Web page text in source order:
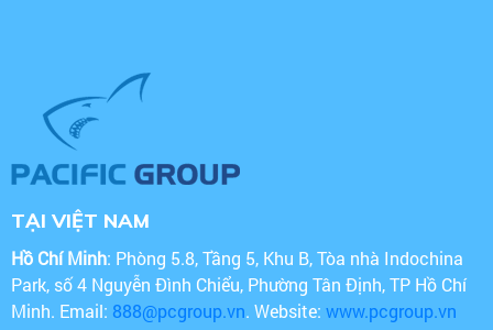
TẠI VIỆT NAM
Hồ Chí Minh: Phòng 5.8, Tầng 5, Khu B, Tòa nhà Indochina
Park, số 4 Nguyễn Đình Chiểu, Phường Tân Định, TP Hồ Chí
Minh. Email: 888@pcgroup.vn. Website: www.pcgroup.vn